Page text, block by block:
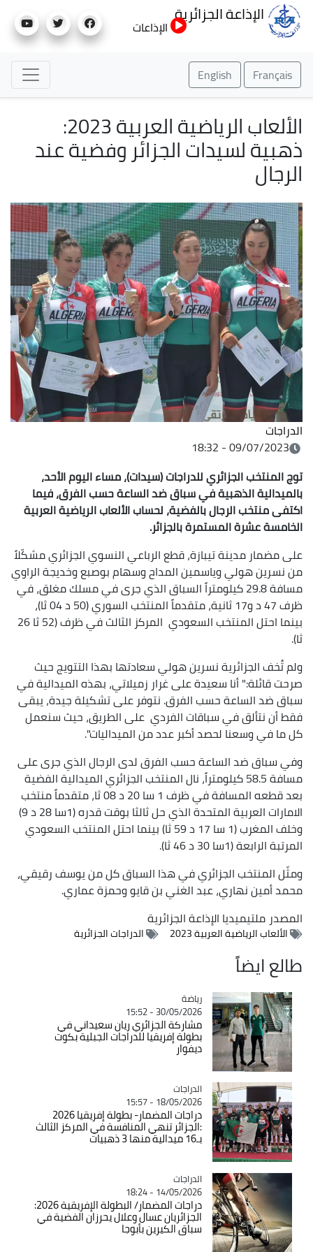
إلى
الإذاعة الجزائرية
الإذاعات
Français
English
الألعاب الرياضية العربية 2023:
ذهبية لسيدات الجزائر وفضية عند
الرجال
الدراجات
09/07/2023 - 18:32
توج المنتخب الجزائري للدراجات (سيدات)، مساء اليوم الأحد،
بالميدالية الذهبية في سباق ضد الساعة حسب الفرق، فيما
اكتفى منتخب الرجال بالفضية، لحساب الألعابالرياضية العربية
الخامسة عشرة المستمرة بالجزائر.
على مضمار مدينة تيبازة، قطع الرباعي النسوي الجزائري مشكّلاً
من نسرين هولي وياسمين المداح وسهام بوصبع وخديجة الراوي
مسافة 29.8 كيلومتراً السباق الذي جرى في مسلك مغلق، في
ظرف 47 د و17 ثانية، متقدماً المنتخب السوري (50 د 04 ثا)،
بينما احتل المنتخب السعودي المركز الثالث في ظرف (52 ثا 26
ثا).
ولم تُخف الجزائرية نسرين هولي سعادتها بهذا التتويج حيث
صرحت قائلة:" أنا سعيدة على غرار زميلاتي، بهذه الميدالية في
سباق ضد الساعة حسب الفرق. نتوفر على تشكيلة جيدة، يبقى
فقط أن نتألق في سباقات الفردي على الطريق، حيث سنعمل
كل ما في وسعنا لحصد أكبر عدد من الميداليات".
وفي سباق ضد الساعة حسب الفرق لدى الرجال الذي جرى على
مسافة 58.5 كيلومتراً، نال المنتخب الجزائري الميدالية الفضية
بعد قطعه المسافة في ظرف 1 سا 20 د 08 ثا، متقدماً منتخب
الامارات العربية المتحدة الذي حل ثالثا بوقت قدره (1سا 28 د 9)
وخلف المغرب (1 سا 17 د 59 ثا) بينما احتل المنتخب السعودي
المرتبة الرابعة (1سا 30 د 46 ثا).
ومثّل المنتخب الجزائري في هذا السباق كل من يوسف رقيقي،
محمد أمين نهاري، عبد الغني بن قايو وحمزة عماري.
المصدرملتيميديا الإذاعة الجزائرية
الألعاب الرياضية العربية 2023 الدراجات الجزائرية
طالع ايضاً
Catégorie
رياضة
30/05/2026 - 15:52
مشاركة الجزائري ريان سعيداني في
بطولة إفريقيا للدراجات الجبلية بكوت
ديفوار
Catégorie
الدراجات
18/05/2026 - 15:57
دراجات المضمار- بطولة إفريقيا 2026
:الجزائر تنهي المنافسة في المركز الثالث
Catégorie
الدراجات
14/05/2026 - 18:24
دراجات المضمار/ البطولة الإفريقية 2026:
الجزائريان عسال وعلال يحرزان الفضية في
سباق الكيرين بأبوجا